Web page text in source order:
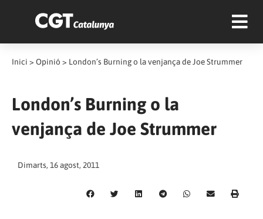
Inici > Opinió > London’s Burning o la venjança de Joe Strummer
London’s Burning o la
venjança de Joe Strummer
Dimarts, 16 agost, 2011